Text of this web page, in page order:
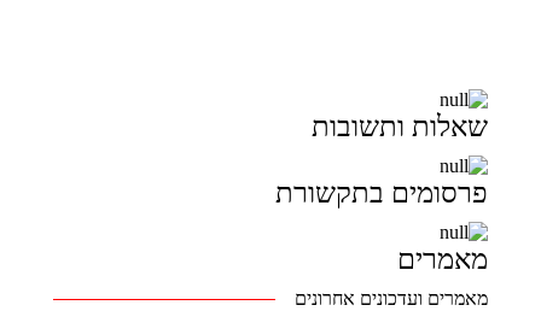
שאלות ותשובות
פרסומים בתקשורת
מאמרים
מאמרים ועדכונים אחרונים